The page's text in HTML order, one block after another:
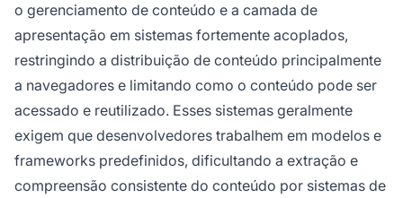
o gerenciamento de conteúdo e a camada de
apresentação em sistemas fortemente acoplados,
restringindo a distribuição de conteúdo principalmente
a navegadores e limitando como o conteúdo pode ser
acessado e reutilizado. Esses sistemas geralmente
exigem que desenvolvedores trabalhem em modelos e
frameworks predefinidos, dificultando a extração e
compreensão consistente do conteúdo por sistemas de